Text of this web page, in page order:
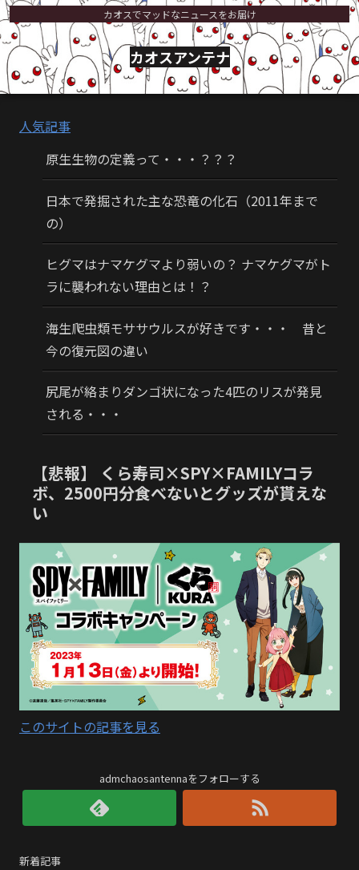
カオスでマッドなニュースをお届け
カオスアンテナ
人気記事
原生生物の定義って・・・？？？
日本で発掘された主な恐竜の化石（2011年まで
の）
ヒグマはナマケグマより弱いの？ ナマケグマがト
ラに襲われない理由とは！？
海生爬虫類モササウルスが好きです・・・ 昔と
今の復元図の違い
尻尾が絡まりダンゴ状になった4匹のリスが発見
される・・・
【悲報】 くら寿司×SPY×FAMILYコラ
ボ、2500円分食べないとグッズが貰えな
い
このサイトの記事を見る
admchaosantennaをフォローする
新着記事